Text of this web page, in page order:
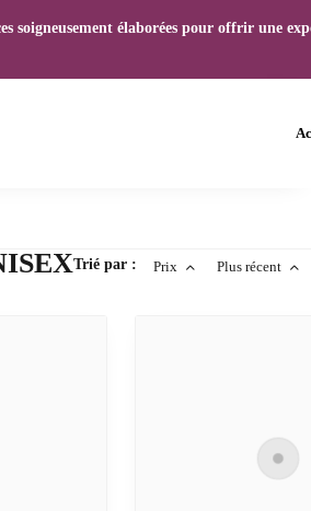
soigneusement élaborées pour offrir une
Trié par : Prix Plus récent